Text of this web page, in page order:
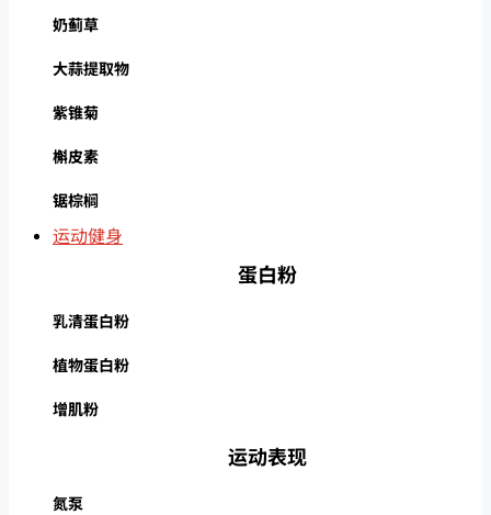
奶蓟草
大蒜提取物
紫锥菊
槲皮素
锯棕榈
运动健身
蛋白粉
乳清蛋白粉
植物蛋白粉
增肌粉
运动表现
氮泵